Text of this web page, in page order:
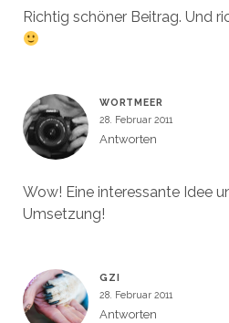
Richtig schöner Beitrag. Und
WORTMEER
28. Februar 2011
Antworten
Wow! Eine interessante Idee
Umsetzung!
GZI
28. Februar 2011
Antworten